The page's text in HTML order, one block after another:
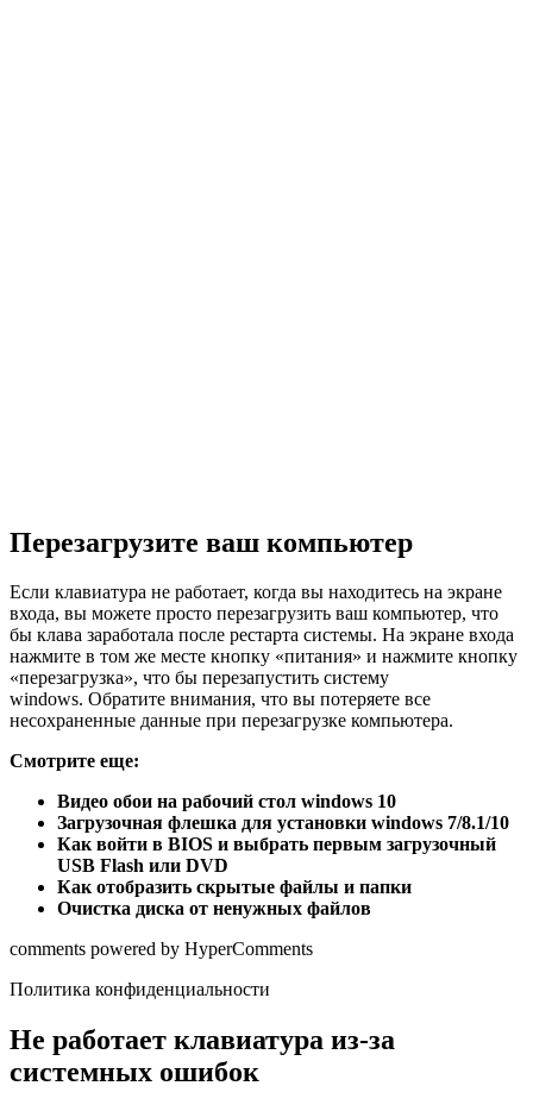
Перезагрузите ваш компьютер
Если клавиатура не работает, когда вы находитесь на экране
входа, вы можете просто перезагрузить ваш компьютер, что
бы клава заработала после рестарта системы. На экране входа
нажмите в том же месте кнопку «питания» и нажмите кнопку
«перезагрузка», что бы перезапустить систему
windows. Обратите внимания, что вы потеряете все
несохраненные данные при перезагрузке компьютера.
Смотрите еще:
Видео обои на рабочий стол windows 10
Загрузочная флешка для установки windows 7/8.1/10
Как войти в BIOS и выбрать первым загрузочный
USB Flash или DVD
Как отобразить скрытые файлы и папки
Очистка диска от ненужных файлов
comments powered by HyperComments
Политика конфиденциальности
Не работает клавиатура из-за
системных ошибок